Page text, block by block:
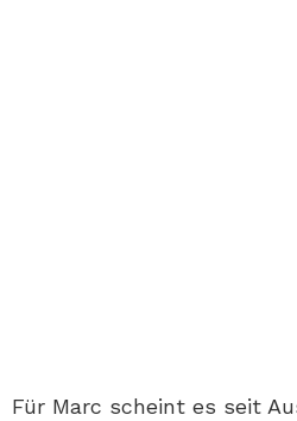
Für Marc scheint es seit